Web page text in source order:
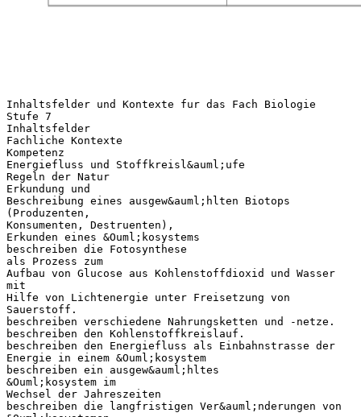
Inhaltsfelder und Kontexte fur das Fach Biologie
Stufe 7
Inhaltsfelder
Fachliche Kontexte
Kompetenz
Energiefluss und Stoffkreisl&auml;ufe
Regeln der Natur
Erkundung und
Beschreibung eines ausgew&auml;hlten Biotops
(Produzenten,
Konsumenten, Destruenten),
Erkunden eines &Ouml;kosystems
beschreiben die Fotosynthese
als Prozess zum
Aufbau von Glucose aus Kohlenstoffdioxid und Wasser
mit
Hilfe von Lichtenergie unter Freisetzung von
Sauerstoff.
beschreiben verschiedene Nahrungsketten und -netze.
beschreiben den Kohlenstoffkreislauf.
beschreiben den Energiefluss als Einbahnstrasse der
Energie in einem &Ouml;kosystem
beschreiben ein ausgew&auml;hltes
&Ouml;kosystem im
Wechsel der Jahreszeiten
beschreiben die langfristigen Ver&auml;nderungen von